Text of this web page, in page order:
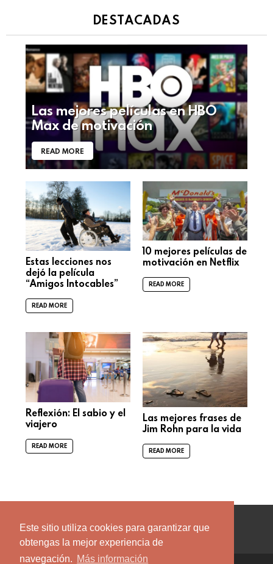
Este sitio utiliza cookies para garantizar que
obtengas la mejor experiencia de
navegación. Más información
DESTACADAS
Las mejores películas en HBO
Max de motivación
READ MORE
Estas lecciones nos
dejó la película
“Amigos Intocables”
READ MORE
10 mejores películas de
motivación en Netflix
READ MORE
Reflexión: El sabio y el
viajero
READ MORE
Las mejores frases de
Jim Rohn para la vida
READ MORE